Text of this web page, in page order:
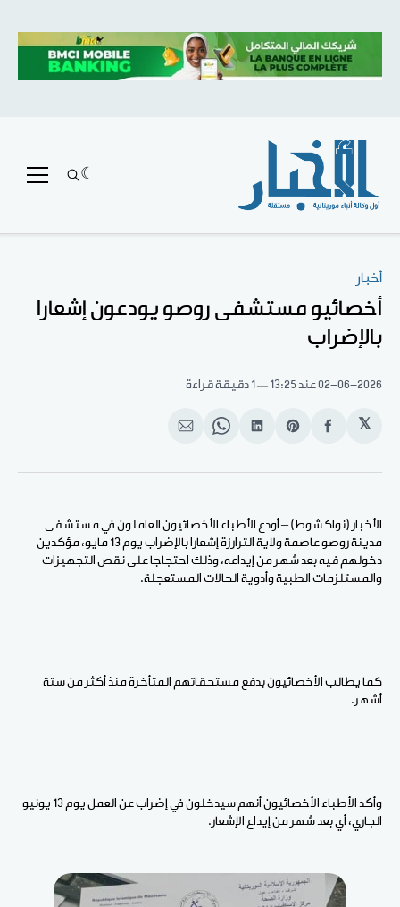
أخبار
أخصائيو مستشفى روصو يودعون إشعارا
بالإضراب
02-06-2026عند 13:25 1 دقيقة قراءة
𝕏
انشر
الفيسبوك
Share
Pinterest
انشر
لينكد
Share
WhatsApp
انشر
الإيميل
الأخبار (نواكشوط) – أودع الأطباء الأخصائيون العاملون في مستشفى
مدينة روصو عاصمة ولاية الترارزة إشعارا بالإضراب يوم 13 مايو، مؤكدين
دخولهم فيه بعد شهر من إيداعه، وذلك احتجاجا على نقص التجهيزات
والمستلزمات الطبية وأدوية الحالات المستعجلة.
كما يطالب الأخصائيون بدفع مستحقاتهم المتأخرة منذ أكثر من ستة
أشهر.
وأكد الأطباء الأخصائيون أنهم سيدخلون في إضراب عن العمل يوم 13 يونيو
الجاري، أي بعد شهر من إيداع الإشعار.